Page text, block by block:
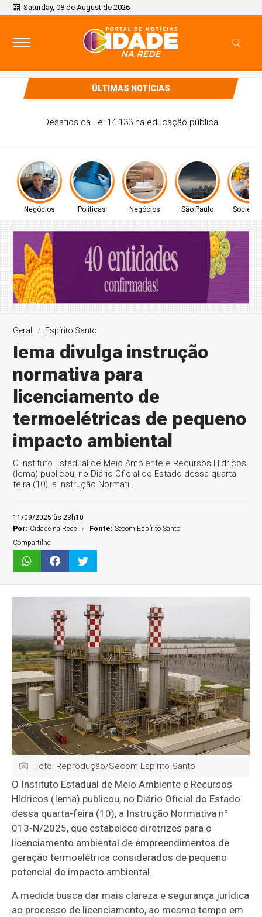
Saturday, 08 de August de 2026
ÚLTIMAS NOTÍCIAS
CONITEC abre consulta para Hipertensão Arterial Pulmonar
Negócios Políticas Negócios São Paulo
Geral Espírito Santo
Iema divulga instrução
normativa para
licenciamento de
termoelétricas de pequeno
impacto ambiental
O Instituto Estadual de Meio Ambiente e Recursos Hídricos
(Iema) publicou, no Diário Oficial do Estado dessa quarta-
feira (10), a Instrução Normati...
11/09/2025 às 23h10
Por: Cidade na Rede Fonte:Secom Espírito Santo
Compartilhe:
Foto: Reprodução/Secom Espírito Santo
O Instituto Estadual de Meio Ambiente e Recursos
Hídricos (Iema) publicou, no Diário Oficial do Estado
dessa quarta-feira (10), a Instrução Normativa nº
013-N/2025, que estabelece diretrizes para o
licenciamento ambiental de empreendimentos de
geração termoelétrica considerados de pequeno
potencial de impacto ambiental.
A medida busca dar mais clareza e segurança jurídica
ao processo de licenciamento, ao mesmo tempo em